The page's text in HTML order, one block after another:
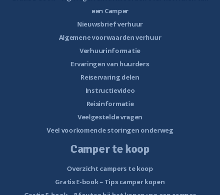
een Camper
Nieuwsbrief verhuur
Algemene voorwaarden verhuur
Verhuurinformatie
Ervaringen van huurders
Reiservaring delen
Instructievideo
Reisinformatie
Veelgestelde vragen
Veel voorkomende storingen onderweg
Camper te koop
Overzicht campers te koop
Gratis E-book – Tips camper kopen